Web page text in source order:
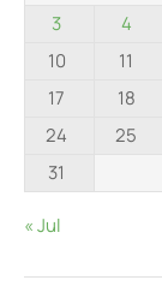
3
4
10
11
17
18
24
25
31
« Jul